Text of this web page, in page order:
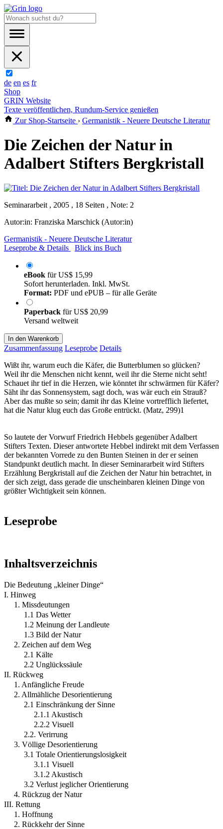
de en es fr
Shop
GRIN Website
Texte veröffentlichen, Rundum-Service genießen
Zur Shop-Startseite › Germanistik - Neuere Deutsche Literatur
Die Zeichen der Natur in
Adalbert Stifters Bergkristall
Seminararbeit , 2005 , 18 Seiten , Note: 2
Autor:in: Franziska Marschick (Autor:in)
Germanistik - Neuere Deutsche Literatur
Leseprobe & Details
Blick ins Buch
eBook fürUS$ 15,99
Sofort herunterladen. Inkl. MwSt.
Format: PDF und ePUB – für alle Geräte
Paperback fürUS$ 20,99
Versand weltweit
In den Warenkorb
Zusammenfassung Leseprobe Details
Wißt ihr, warum euch die Käfer, die Butterblumen so glücken?
Weil ihr die Menschen nicht kennt, weil ihr die Sterne nicht seht!
Schauet ihr tief in die Herzen, wie könntet ihr schwärmen für Käfer?
Säht ihr das Sonnensystem, sagt doch, was wär euch ein Strauß?
Aber das mußte so sein; damit ihr das Kleine vortrefflich liefertet,
hat die Natur klug euch das Große entrückt. (Matz, 299)1
So lautete der Vorwurf Friedrich Hebbels gegenüber Adalbert
Stifters Texten. Dieser antwortete Hebbel indirekt mit dem Verfassen
der bekannten Vorrede zu den Bunten Steinen in der er seinen
Standpunkt deutlich macht. In dieser Seminararbeit wird Stifters
Erzählung Bergkristall auf die Zeichen der Natur hin betrachtet, in
der sich zeigt, dass gerade die unscheinbaren kleinen Dinge von
größter Wichtigkeit sein können.
Leseprobe
Inhaltsverzeichnis
Die Bedeutung „kleiner Dinge“
I. Hinweg
1. Missdeutungen
1.1 Das Wetter
1.2 Meinung der Landleute
1.3 Bild der Natur
2. Zeichen auf dem Weg
2.1 Kälte
2.2 Unglückssäule
II. Rückweg
1. Anfängliche Freude
2. Allmähliche Desorientierung
2.1 Einschränkung der Sinne
2.1.1 Akustisch
2.2.2 Visuell
2.2. Verirrung
3. Völlige Desorientierung
3.1 Totale Orientierungslosigkeit
3.1.1 Visuell
3.1.2 Akustisch
3.2 Verlust jeglicher Orientierung
4. Rückzug der Natur
III. Rettung
1. Hoffnung
2. Rückkehr der Sinne